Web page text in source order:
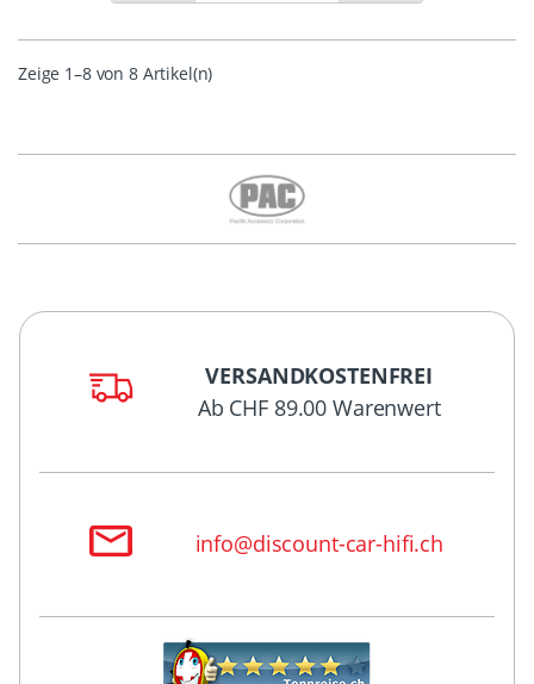
Zeige 1–8 von 8 Artikel(n)
VERSANDKOSTENFREI
Ab CHF 89.00 Warenwert
info@discount-car-hifi.ch